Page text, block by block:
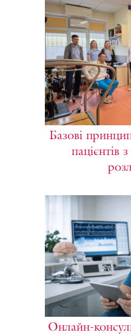
Базові
пацієнтів
Онлайн-